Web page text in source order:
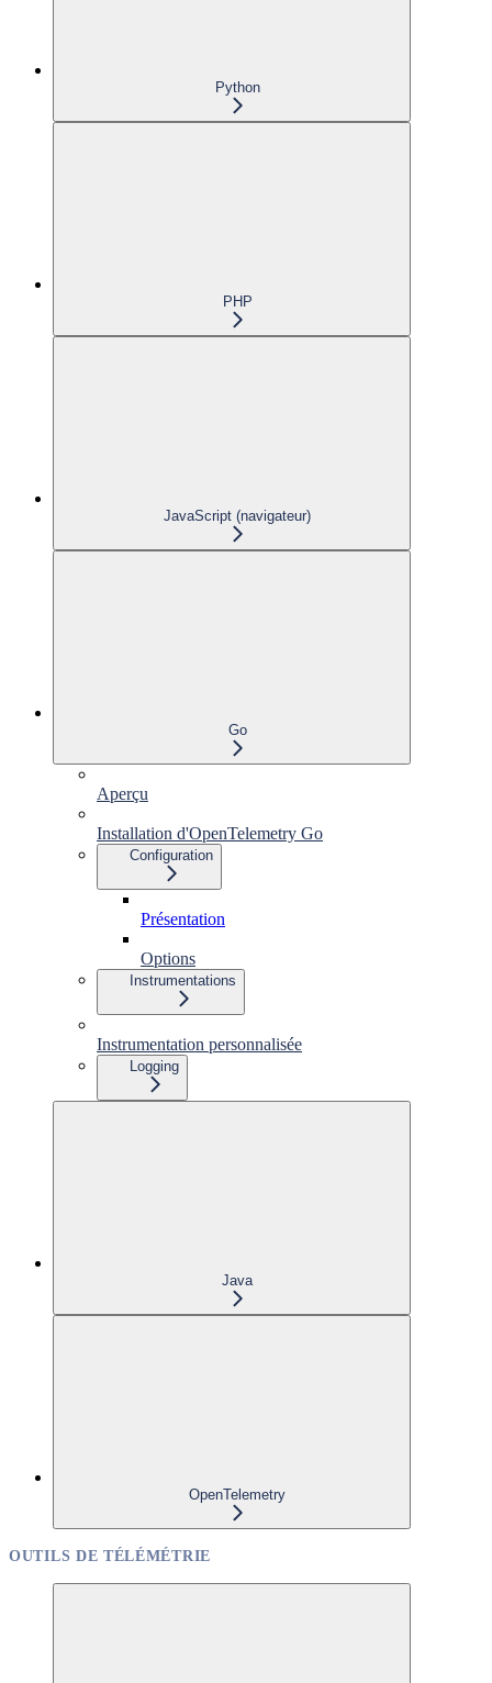
Python
PHP
JavaScript (navigateur)
Go
Aperçu
Installation d'OpenTelemetry Go
Configuration
Présentation
Options
Instrumentations
Instrumentation personnalisée
Logging
Java
OpenTelemetry
OUTILS DE TÉLÉMÉTRIE